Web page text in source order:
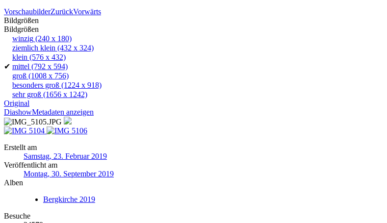
VorschaubilderZurückVorwärts
Bildgrößen
Bildgrößen
winzig (240 x 180)
ziemlich klein (432 x 324)
klein (576 x 432)
✔ mittel (792 x 594)
groß (1008 x 756)
besonders groß (1224 x 918)
sehr groß (1656 x 1242)
Original
DiashowMetadaten anzeigen
Erstellt am
Samstag, 23. Februar 2019
Veröffentlicht am
Montag, 30. September 2019
Alben
Bergkirche 2019
Besuche